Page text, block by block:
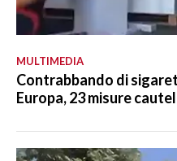
MULTIMEDIA
Contrabbando di
Europa, 23 misure